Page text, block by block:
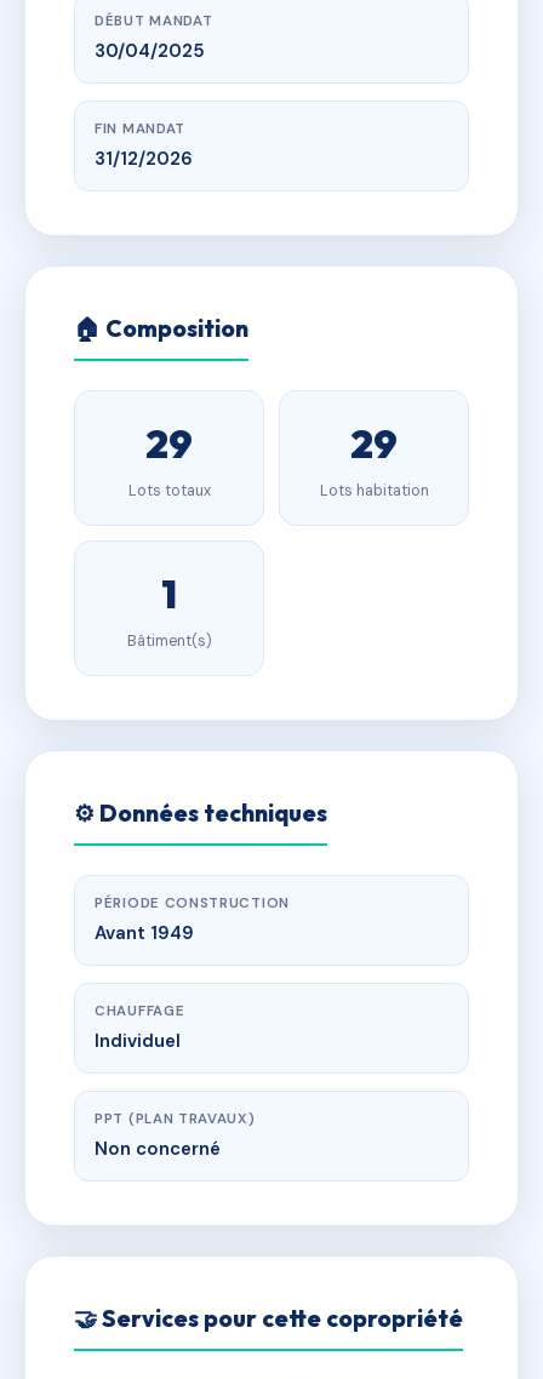
DÉBUT MANDAT
30/04/2025
FIN MANDAT
31/12/2026
🏠 Composition
29
Lots totaux
29
Lots habitation
1
Bâtiment(s)
⚙️ Données techniques
PÉRIODE CONSTRUCTION
Avant 1949
CHAUFFAGE
Individuel
PPT (PLAN TRAVAUX)
Non concerné
🤝 Services pour cette copropriété